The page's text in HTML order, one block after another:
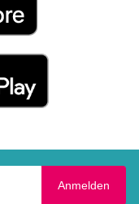
Anmelden